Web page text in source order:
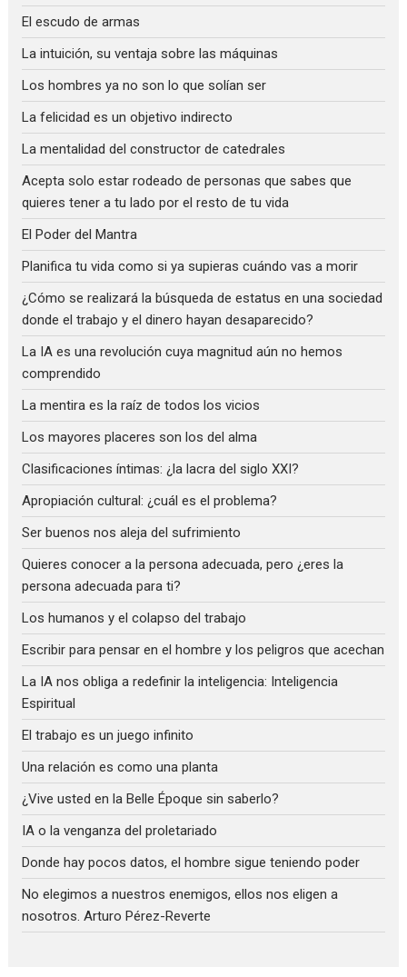
El escudo de armas
La intuición, su ventaja sobre las máquinas
Los hombres ya no son lo que solían ser
La felicidad es un objetivo indirecto
La mentalidad del constructor de catedrales
Acepta solo estar rodeado de personas que sabes que
quieres tener a tu lado por el resto de tu vida
El Poder del Mantra
Planifica tu vida como si ya supieras cuándo vas a morir
¿Cómo se realizará la búsqueda de estatus en una sociedad
donde el trabajo y el dinero hayan desaparecido?
La IA es una revolución cuya magnitud aún no hemos
comprendido
La mentira es la raíz de todos los vicios
Los mayores placeres son los del alma
Clasificaciones íntimas: ¿la lacra del siglo XXI?
Apropiación cultural: ¿cuál es el problema?
Ser buenos nos aleja del sufrimiento
Quieres conocer a la persona adecuada, pero ¿eres la
persona adecuada para ti?
Los humanos y el colapso del trabajo
Escribir para pensar en el hombre y los peligros que acechan
La IA nos obliga a redefinir la inteligencia: Inteligencia
Espiritual
El trabajo es un juego infinito
Una relación es como una planta
¿Vive usted en la Belle Époque sin saberlo?
IA o la venganza del proletariado
Donde hay pocos datos, el hombre sigue teniendo poder
No elegimos a nuestros enemigos, ellos nos eligen a
nosotros. Arturo Pérez-Reverte